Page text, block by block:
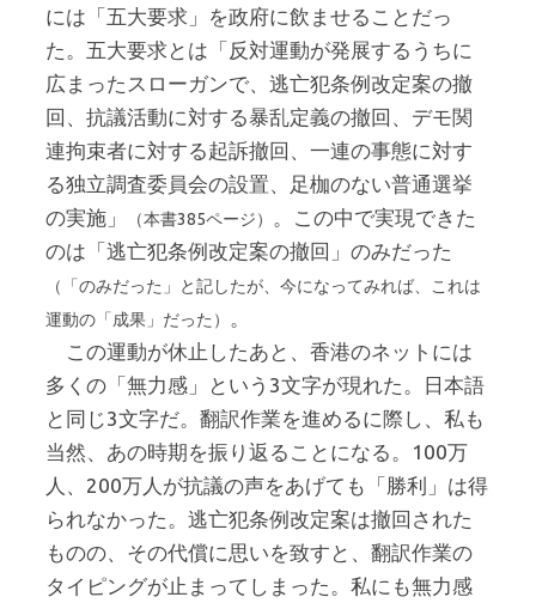
には「五大要求」を政府に飲ませることだっ
た。五大要求とは「反対運動が発展するうちに
広まったスローガンで、逃亡犯条例改定案の撤
回、抗議活動に対する暴乱定義の撤回、デモ関
連拘束者に対する起訴撤回、一連の事態に対す
る独立調査委員会の設置、足枷のない普通選挙
の実施」
（本書385ページ）
。この中で実現できた
のは「逃亡犯条例改定案の撤回」のみだった
（「のみだった」と記したが、今になってみれば、これは
運動の「成果」だった）
この運動が休止したあと、香港のネットには
多くの「無力感」という3文字が現れた。日本語
と同じ3文字だ。翻訳作業を進めるに際し、私も
当然、あの時期を振り返ることになる。100万
人、200万人が抗議の声をあげても「勝利」は得
られなかった。逃亡犯条例改定案は撤回された
ものの、その代償に思いを致すと、翻訳作業の
タイピングが止まってしまった。私にも無力感